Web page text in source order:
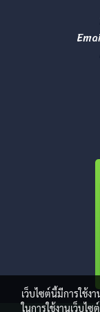
เว็บไซต์นี้มีการใช้
ในการใช้งานเว็บไ